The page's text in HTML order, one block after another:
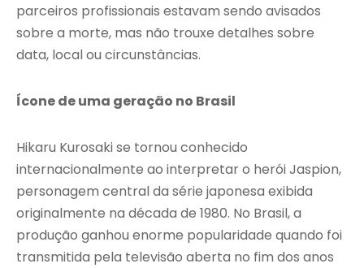
parceiros profissionais estavam sendo avisados
sobre a morte, mas não trouxe detalhes sobre
data, local ou circunstâncias.
Ícone de uma geração no Brasil
Hikaru Kurosaki se tornou conhecido
internacionalmente ao interpretar o herói Jaspion,
personagem central da série japonesa exibida
originalmente na década de 1980. No Brasil, a
produção ganhou enorme popularidade quando foi
transmitida pela televisão aberta no fim dos anos